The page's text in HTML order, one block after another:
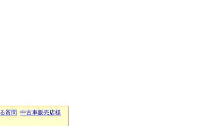
質問 中古車販売店様